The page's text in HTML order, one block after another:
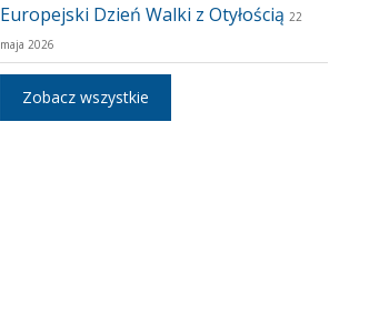
Europejski Dzień Walki z Otyłością 22
maja 2026
Zobacz wszystkie